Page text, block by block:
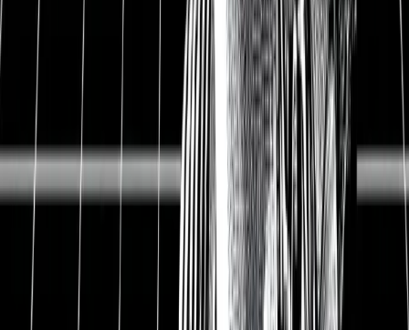
Unternehmensportrait
BB Biotech ist eine Beteiligungsgesellschaftmit Sitz
im schweizerischen Schaffhausen. Sie wurde am 9.
November 1993 gegründet. Der Fokus liegt auf
Beteiligungen anUnternehmen im
Biotechnologiesektor
. In diesem Sektor ist BB
Biotech eine der größten Beteiligungsgesellschaften
weltweit. Die Aktie von BB Biotech ist an der SIX
Swiss Exchange, an der Deutschen Börse und an der
italienischen Börse in Mailand notiert.